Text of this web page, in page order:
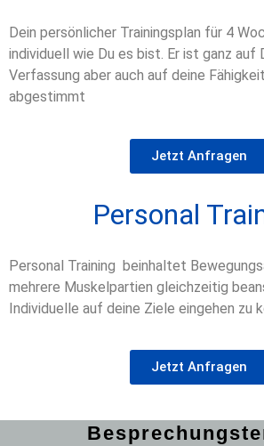
Dein persönlicher Trainingsplan für 4
individuell wie Du es bist. Er ist ganz auf
Verfassung aber auch auf deine
abgestimmt
Jetzt Anfragen
Personal
Personal Training beinhaltet
mehrere Muskelpartien gleichzeitig
Individuelle auf deine Ziele eingehen zu
Jetzt Anfragen